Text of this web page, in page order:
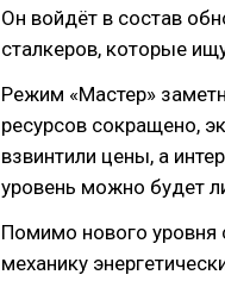
Он войдёт в состав
сталкеров, которые
Режим «Мастер»
ресурсов сокращено,
взвинтили цены, а
уровень можно будет
Помимо нового уровня
механику